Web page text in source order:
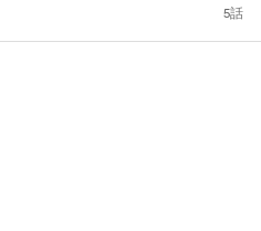
5話